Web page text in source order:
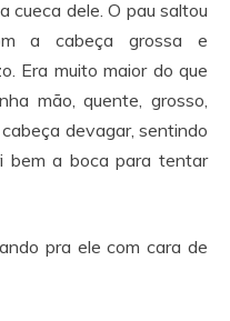
cueca dele. O pau saltou
a cabeça grossa e
Era muito maior do que
mão, quente, grosso,
devagar, sentindo
bem a boca para tentar
pra ele com cara de